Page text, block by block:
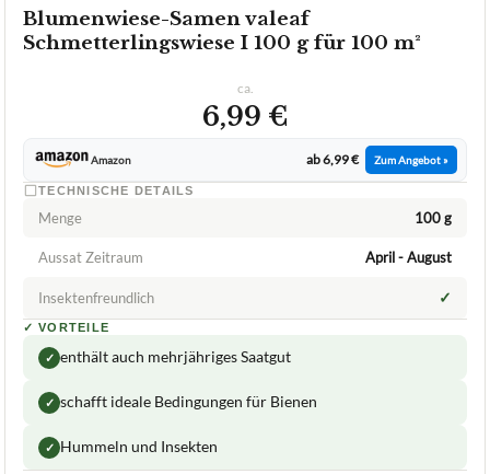
Blumenwiese-Samen valeaf
Schmetterlingswiese I 100 g für 100 m²
ca.
6,99 €
Amazon ab 6,99 € Zum Angebot »
TECHNISCHE DETAILS
Menge 100 g
Aussat Zeitraum April - August
Insektenfreundlich ✓
✓ VORTEILE
✓ enthält auch mehrjähriges Saatgut
✓ schafft ideale Bedingungen für Bienen
✓ Hummeln und Insekten